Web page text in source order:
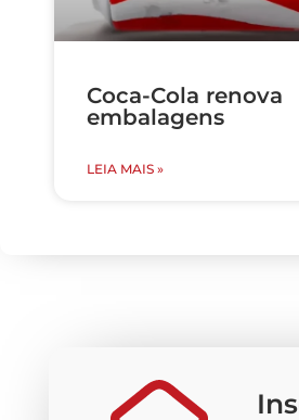
Coca-Cola renova
embalagens
LEIA MAIS »